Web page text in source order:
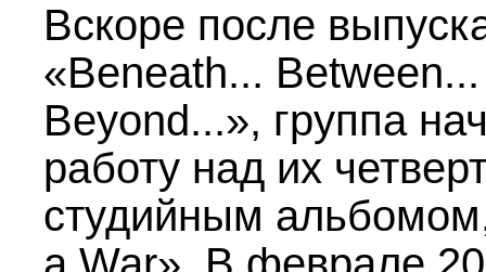
Вскоре после
«Beneath... Between...
Beyond...», группа
работу над их
студийным